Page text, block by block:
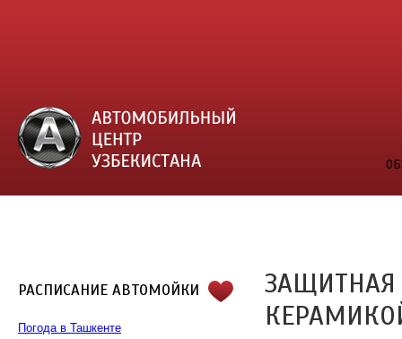
РАСПИСАНИЕ АВТОМОЙКИ
Погода в Ташкенте
ЗАЩИТНАЯ